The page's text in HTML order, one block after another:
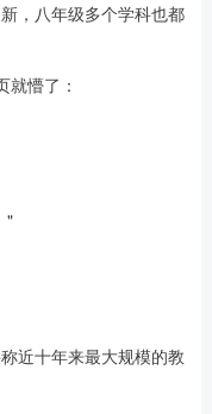
，八年级多个学科也都
懵了：
"
近十年来最大规模的教